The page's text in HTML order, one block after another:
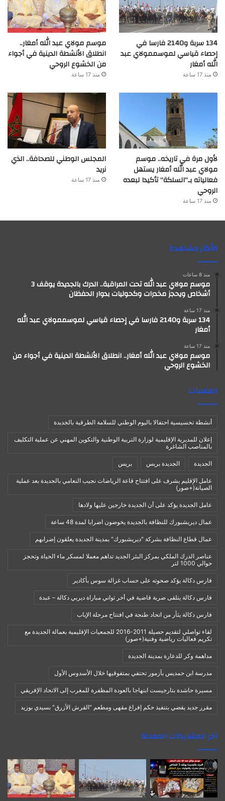
134 سربة و2140 فارسا في
إحصاء قياسي لموسممولاي عبد
الله أمغار
منذ 17 ساعة
موسم مولاي عبد الله أمغار..
انطلاق الأنشطة الدينية في أجواء
من الخشوع الروحي
منذ 17 ساعة
لأول مرة في تاريخه.. موسم
مولاي عبد الله أمغار يستهل
فعالياته بـ”السلكة” تأكيدا لبعده
الروحي
منذ 17 ساعة
المجلس الوطني للصحافة.. الذي
نريد
منذ 17 ساعة
الأكثر مشاهدة
منذ 8 ساعات
موسم مولاي عبد الله تحت المراقبة.. الدرك بالجديدة يوقف 3
أشخاص ويحجز مخدرات وكحوليات بدوار الحفظان
منذ 17 ساعة
134 سربة و2140 فارسا في إحصاء قياسي لموسممولاي عبد الله
أمغار
منذ 17 ساعة
موسم مولاي عبد الله أمغار.. انطلاق الأنشطة الدينية في أجواء من
الخشوع الروحي
العلامات
أنشطة تحسيسية احتفالا باليوم الوطني للسلامة الطرقية بالجديدة
إعلان للمديرية الإقليمية لوزارة التربية الوطنية والتكوين المهني عن عملية التكليف
بالمناصب الشاغرة
الجديدة الجديدة بريس بريس
عامل الإقليم يشرف على افتتاح قاعة الرياضات نجيب النعامي بالجديدة بعد عملية
الصيانة(+صور)
عامل الجديدة يؤكد على أن الجديدة خارجين عليها ولادها
عمال ديريشبورك للنظافة بالجديدة يخوضون اضرابا لمدة 48 ساعة
عمال قطاع النظافة بشركة "ديريشبورك" بمدينة الجديدة يعلقون إضرابهم
عناصر الدرك الملكي بمركز البئر الجديد تداهم معملا لمسكر ماء الحياة وتحجز
حوالي 1000 لتر
فارس دكالة يؤكد صحوته على حساب غزالة سوس بأكادير
فارس دكالة يتلقى ضربة قاضية في أخر ثواني مباراة ديربي دكالة – عبدة
فارس دكالة يثأر من اتحاد طنجة في افتتاح مرحلة الإياب
لقاء تواصلي لتقديم حصيلة 2011-2016 للجمعيات الإقليمية بعمالة الجديدة مع
تكريم فعاليات رياضية وفنية(+صور)
مداهمة وكر للدعارة بمدينة الجديدة
مدرسة ابن حمديس بآزمور تحتفي بمتفوقيها خلال الأسدوس الأول
مسيرة حاشدة بتارجيست ابتهاجا بالعودة المظفرة للمغرب إلى الاتحاد الإفريقي
مقرر جديد يقضي بتنفيذ حكم إفراغ مقهى ومطعم "القرش الأزرق" بسيدي بوزيد
آخر المشاركات المعدلة